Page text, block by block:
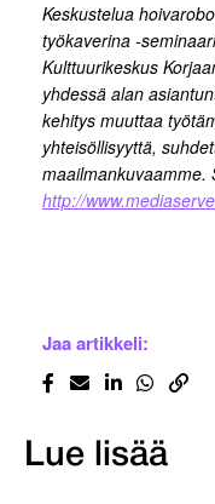
Keskustelua
työkaverina -
Kulttuurikeskus
yhdessä alan
kehitys muuttaa
yhteisöllisyyttä,
maailmankuvaamme.
http://
Jaa artikkeli:
Lue lisää